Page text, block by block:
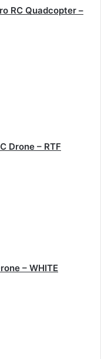
RC Quadcopter –
Drone – RTF
– WHITE